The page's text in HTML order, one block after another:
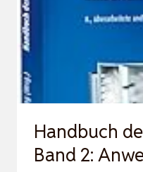
1:
BAND
2:
BAND…
Handbuch
Band 2: